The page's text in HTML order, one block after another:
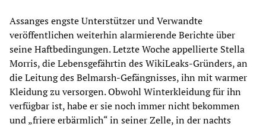
Assanges engste Unterstützer und Verwandte
veröffentlichen weiterhin alarmierende Berichte über
seine Haftbedingungen. Letzte Woche appellierte Stella
Morris, die Lebensgefährtin des WikiLeaks-Gründers, an
die Leitung des Belmarsh-Gefängnisses, ihn mit warmer
Kleidung zu versorgen. Obwohl Winterkleidung für ihn
verfügbar ist, habe er sie noch immer nicht bekommen
und „friere erbärmlich“ in seiner Zelle, in der nachts